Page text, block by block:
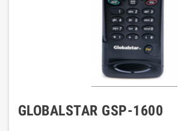
GLOBALSTAR GSP-1600